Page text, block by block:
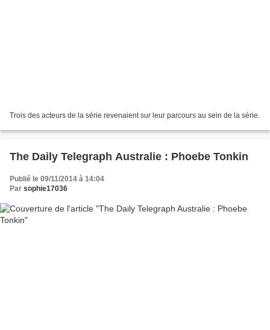
Trois des acteurs de la série revenaient sur leur parcours au sein de la série.
The Daily Telegraph Australie : Phoebe Tonkin
Publié le 09/11/2014 à 14:04
Par sophie17036